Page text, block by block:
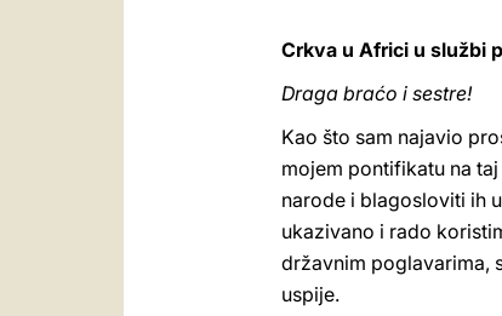
Crkva u Africi u službi
Draga braćo i sestre!
Kao što sam najavio
mojem pontifikatu na
narode i blagosloviti ih
ukazivano i rado
državnim poglavarima,
uspije.